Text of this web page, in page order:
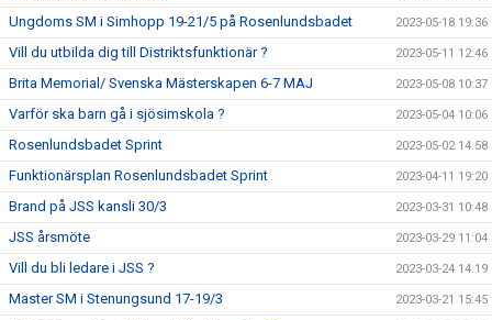
Ungdoms SM i Simhopp 19-21/5 på Rosenlundsbadet 2023-05-18 19:36
Vill du utbilda dig till Distriktsfunktionär ? 2023-05-11 12:46
Brita Memorial/ Svenska Mästerskapen 6-7 MAJ 2023-05-08 10:37
Varför ska barn gå i sjösimskola ? 2023-05-04 10:06
Rosenlundsbadet Sprint 2023-05-02 14:58
Funktionärsplan Rosenlundsbadet Sprint 2023-04-11 19:20
Brand på JSS kansli 30/3 2023-03-31 10:48
JSS årsmöte 2023-03-29 11:04
Vill du bli ledare i JSS ? 2023-03-24 14:19
Master SM i Stenungsund 17-19/3 2023-03-21 15:45